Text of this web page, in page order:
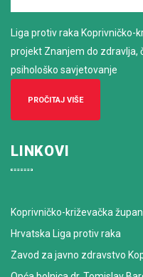
Liga protiv raka Koprivničko-
projekt Znanjem do zdravlja,
psihološko savjetovanje
PROČITAJ VIŠE
LINKOVI
Koprivničko-križevačka
Hrvatska Liga protiv raka
Zavod za javno zdravstvo